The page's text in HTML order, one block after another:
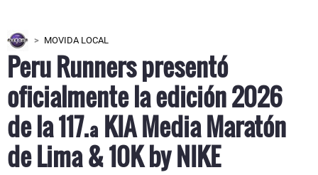
MOVIDA LOCAL
Peru Runners presentó
oficialmente la edición 2026
de la 117.ª KIA Media Maratón
de Lima & 10K by NIKE